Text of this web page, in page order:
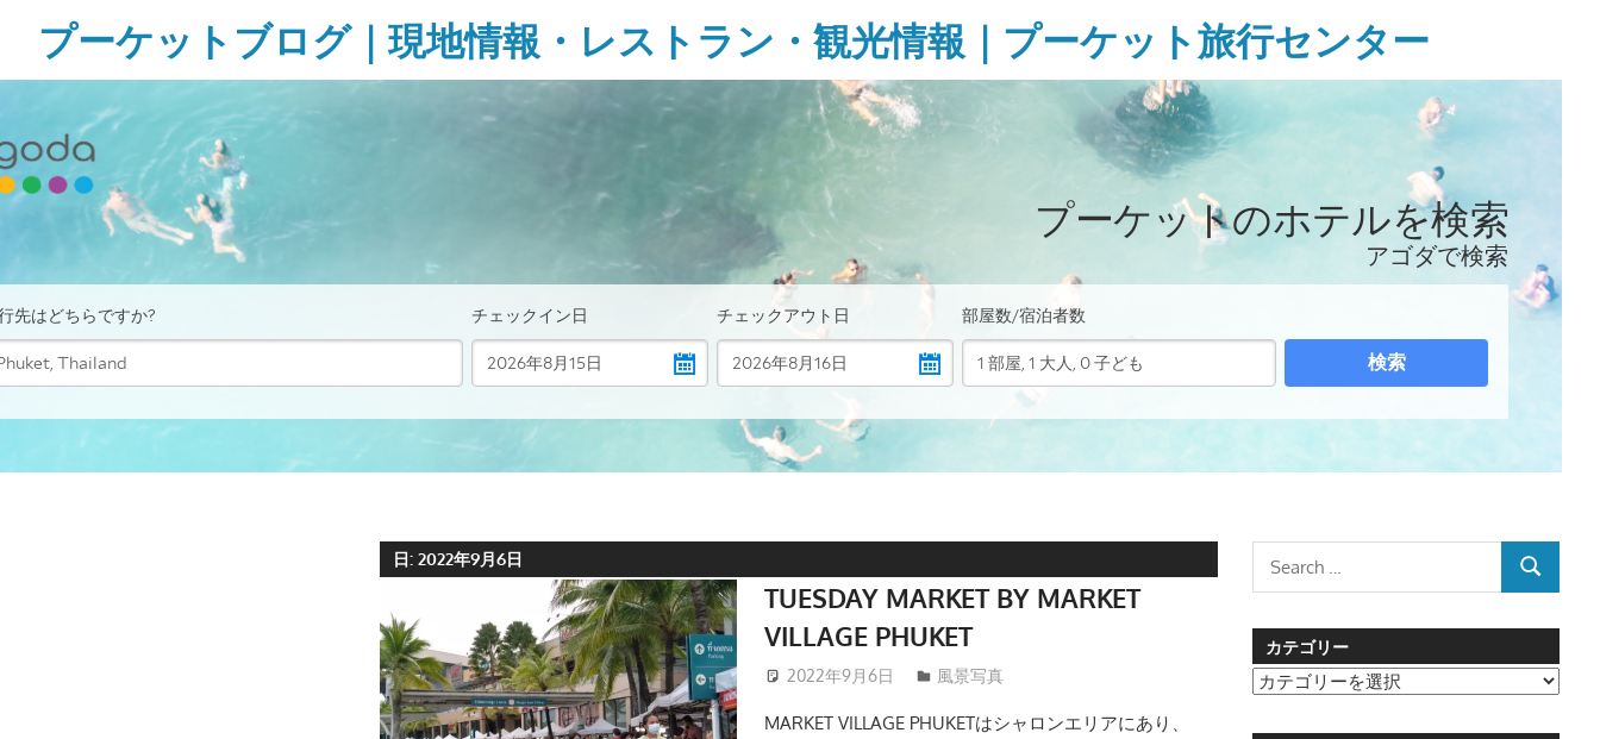
content
プーケットブログ｜現地情報・レストラン・観光情報｜プーケット旅行センター
ガ
ド
ブ
無
い
様
日:2022年9月6日
TUESDAY MARKET BY MARKET
VILLAGE PHUKET
2022年9月6日 patong003
風景写真
MARKET VILLAGE PHUKETはシャロンエリアにあり、
SEARCH
カテゴリー
カ